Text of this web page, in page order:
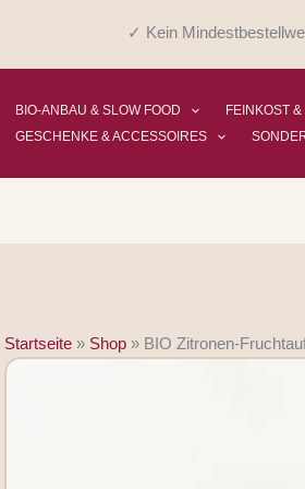
✓ Kein
BIO-ANBAU & SLOW FOOD
FEINKOST
GESCHENKE & ACCESSOIRES
Startseite » Shop » BIO Zitronen-